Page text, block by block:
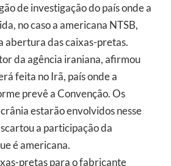
de investigação do país onde a
no caso a americana NTSB,
abertura das caixas-pretas.
da agência iraniana, afirmou
feita no Irã, país onde a
prevê a Convenção. Os
estarão envolvidos nesse
a participação da
é americana.
pretas para o fabricante